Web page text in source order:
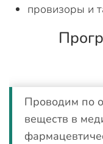
провизоры и
Проводим по
веществ в